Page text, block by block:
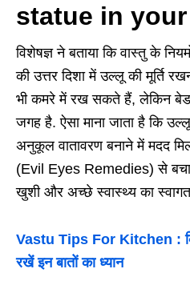
statue in
विशेषज्ञ ने बताया कि वास्तु के
की उत्तर दिशा में उल्लू की मूर्ति
भी कमरे में रख सकते हैं, लेकिन
जगह है. ऐसा माना जाता है कि
अनुकूल वातावरण बनाने में मदद
(Evil Eyes Remedies) से
खुशी और अच्छे स्वास्थ्य का स्वागत
Vastu Tips For Kitchen :
रखें इन बातों का ध्यान